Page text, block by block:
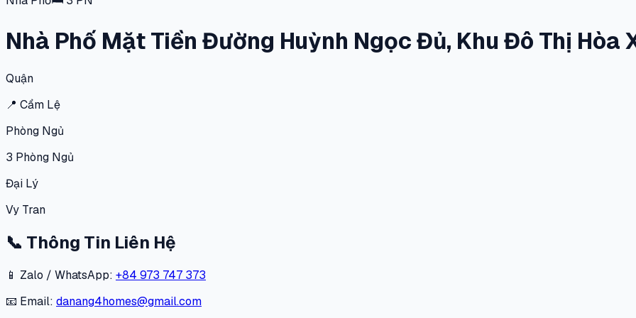
Nhà Phố Mặt Tiền Đường Huỳnh Ngọc Đủ, Khu Đô Thị Hòa
Quận
📍 Cẩm Lệ
Phòng Ngủ
3 Phòng Ngủ
Đại Lý
Vy Tran
📞 Thông Tin Liên Hệ
📱 Zalo / WhatsApp: +84 973 747 373
📧 Email: danang4homes@gmail.com